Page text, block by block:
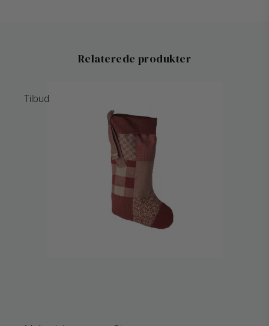
Relaterede produkter
Tilbud